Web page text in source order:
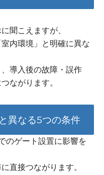
聞こえますが、
内環境」と明確に異な
導入後の故障・誤作
ながります。
異なる5つの条件
のゲート設置に影響を
直接つながります。